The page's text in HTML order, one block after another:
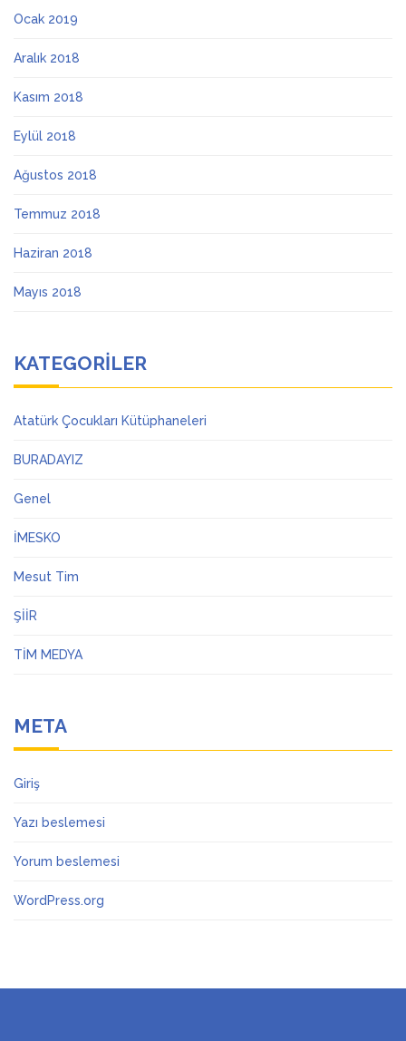
Ocak 2019
Aralık 2018
Kasım 2018
Eylül 2018
Ağustos 2018
Temmuz 2018
Haziran 2018
Mayıs 2018
KATEGORILER
Atatürk Çocukları Kütüphaneleri
BURADAYIZ
Genel
İMESKO
Mesut Tim
ŞİİR
TİM MEDYA
META
Giriş
Yazı beslemesi
Yorum beslemesi
WordPress.org